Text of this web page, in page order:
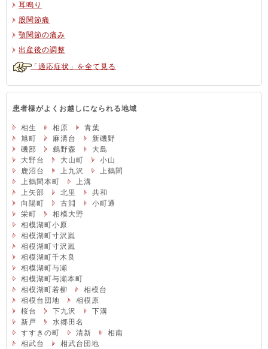
耳鳴り
股関節痛
顎関節の痛み
出産後の調整
「適応症状」を全て見る
患者様がよくお越しになられる地域
相生 相原
青葉
旭町
麻溝台
新磯野
磯部
鵜野森
大島
大野台
大山町
小山
鹿沼台
上九沢
上鶴間
上鶴間本町
上溝
上矢部
北里
共和
向陽町
古淵
小町通
栄町
相模大野
相模湖町小原
相模湖町寸沢嵐
相模湖町寸沢嵐
相模湖町千木良
相模湖町与瀬
相模湖町与瀬本町
相模湖町若柳
相模台
相模台団地
相模原
桜台
下九沢
下溝
新戸
水郷田名
すすきの町
清新
相南
相武台
相武台団地